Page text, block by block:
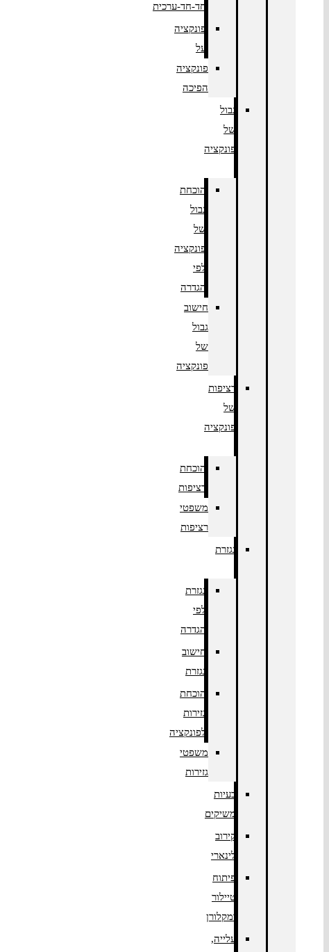
חד-חד-ערכית
פונקציה
על
פונקציה
הפיכה
גבול
של
פונקציה
הוכחת
גבול
של
פונקציה
לפי
הגדרה
חישוב
גבול
של
פונקציה
רציפות
של
פונקציה
הוכחת
רציפות
משפטי
רציפות
נגזרת
נגזרת
לפי
הגדרה
חישוב
נגזרת
הוכחת
גזירות
לפונקציה
משפטי
גזירות
בעיות
משיקים
קירוב
לינארי
פיתוח
טיילור
ומקלורן
עלייה,